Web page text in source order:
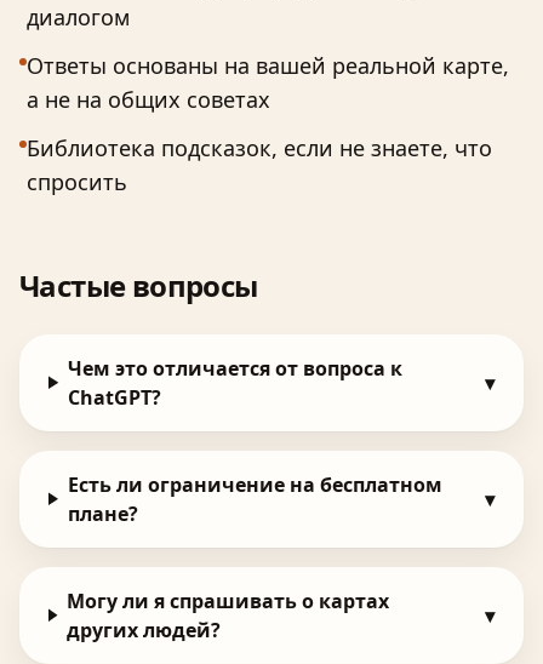
диалогом
Ответы основаны на вашей реальной карте,
а не на общих советах
Библиотека подсказок, если не знаете, что
спросить
Частые вопросы
Чем это отличается от вопроса к
ChatGPT?
▾
Есть ли ограничение на бесплатном
плане?
▾
Могу ли я спрашивать о картах
других людей?
▾